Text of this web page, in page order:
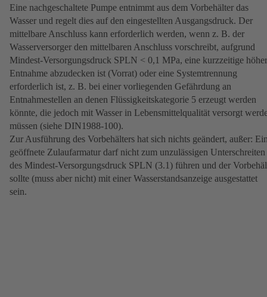
Eine nachgeschaltete Pumpe entnimmt aus dem Vorbehälter das
Wasser und regelt dies auf den eingestellten Ausgangsdruck. Der
mittelbare Anschluss kann erforderlich werden, wenn z. B. der
Wasserversorger den mittelbaren Anschluss vorschreibt, aufgrund
Mindest-Versorgungsdruck SPLN < 0,1 MPa, eine kurzzeitige
Entnahme abzudecken ist (Vorrat) oder eine Systemtrennung
erforderlich ist, z. B. bei einer vorliegenden Gefährdung an
Entnahmestellen an denen Flüssigkeitskategorie 5 erzeugt werden
könnte, die jedoch mit Wasser in Lebensmittelqualität versorgt
müssen (siehe DIN1988-100).
Zur Ausführung des Vorbehälters hat sich nichts geändert, außer:
geöffnete Zulaufarmatur darf nicht zum unzulässigen Unterschreiten
des Mindest-Versorgungsdruck SPLN (3.1) führen und der
sollte (muss aber nicht) mit einer Wasserstandsanzeige ausgestattet
sein.